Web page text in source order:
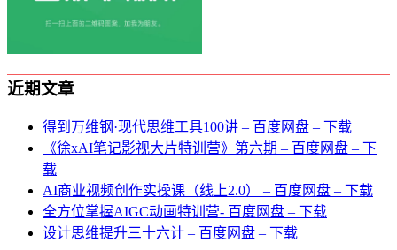
近期文章
得到万维钢·现代思维⼯具100讲 – 百度网盘 – 下载
《徐xAI笔记影视大片特训营》第六期 – 百度网盘 – 下
载
AI商业视频创作实操课（线上2.0） – 百度网盘 – 下载
全方位掌握AIGC动画特训营- 百度网盘 – 下载
设计思维提升三十六计 – 百度网盘 – 下载